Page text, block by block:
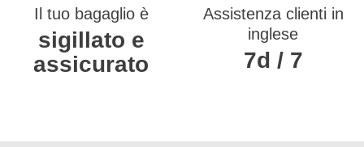
Il tuo bagaglio è
sigillato e
assicurato
Assistenza clienti in
inglese
7d / 7